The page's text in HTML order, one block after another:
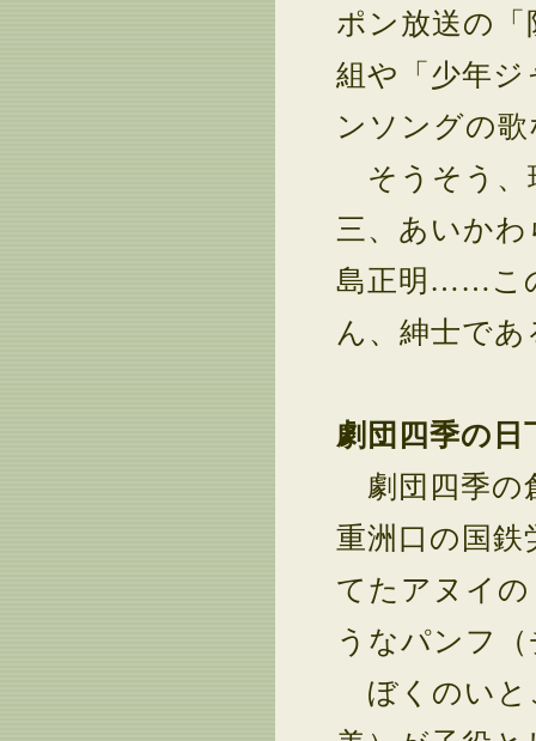
ポン放送の
組や「少年
ンソングの
そうそう、
三、あいか
島正明……こ
ん、紳士であ
劇団四季の日
劇団四季の
重洲口の国鉄
てたアヌイ
うなパンフ
ぼくのいと